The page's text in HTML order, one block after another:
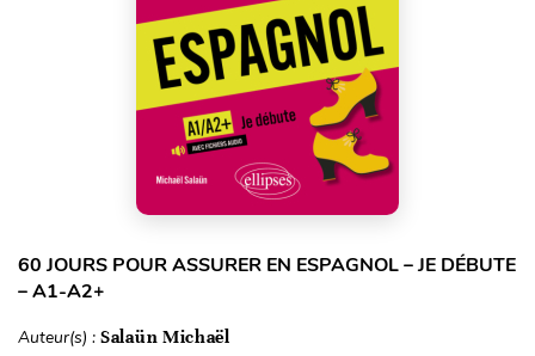
60 JOURS POUR ASSURER EN ESPAGNOL – JE DÉBUTE
– A1-A2+
Auteur(s) : Salaün Michaël